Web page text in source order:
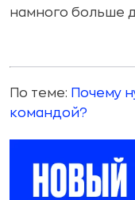
намного больше
По теме: Почему
командой?